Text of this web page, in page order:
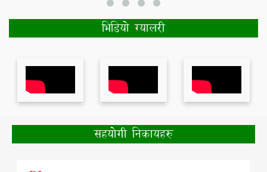
भिडियो ग्यालरी
सहयोगी निकायहरु